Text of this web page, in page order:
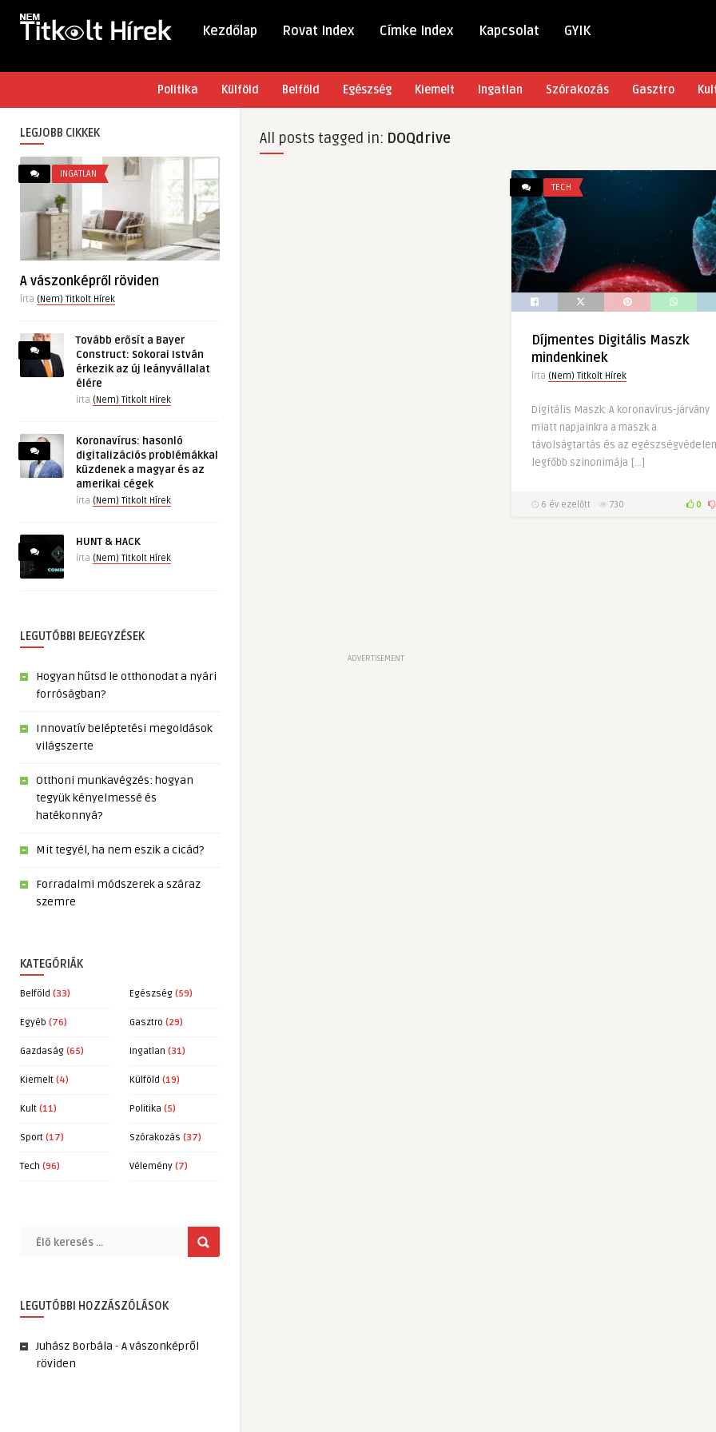
Kezdőlap Rovat Index Címke Index Kapcsolat GYIK
Politika Külföld Belföld Egészség Kiemelt Ingatlan Szórakozás Gasztro
LEGJOBB CIKKEK
INGATLAN
A vászonképről röviden
Írta (Nem) Titkolt Hírek
Tovább erősít a Bayer
Construct: Sokorai István
érkezik az új leányvállalat
élére
írta (Nem) Titkolt Hírek
Koronavírus: hasonló
digitalizációs problémákkal
küzdenek a magyar és az
amerikai cégek
írta (Nem) Titkolt Hírek
HUNT & HACK
írta (Nem) Titkolt Hírek
LEGUTÓBBI BEJEGYZÉSEK
Hogyan hűtsd le otthonodat a nyári
forróságban?
Innovatív beléptetési megoldások
világszerte
Otthoni munkavégzés: hogyan
tegyük kényelmessé és
hatékonnyá?
Mit tegyél, ha nem eszik a cicád?
Forradalmi módszerek a száraz
szemre
KATEGÓRIÁK
Belföld (33) Egészség (59)
Egyéb (76) Gasztro (29)
Gazdaság (65) Ingatlan (31)
Kiemelt (4) Külföld (19)
Kult (11) Politika (5)
Sport (17) Szórakozás (37)
Tech (96) Vélemény (7)
LEGUTÓBBI HOZZÁSZÓLÁSOK
Juhász Borbála - A vászonképről
röviden
All posts tagged in: DOQdrive
ADVERTISEMENT
TECH
Díjmentes Digitális Maszk
mindenkinek
Írta (Nem) Titkolt Hírek
Digitális Maszk: A koronavírus-járvány
miatt napjainkra a maszk a
távolságtartás és az
legfőbb szinonimája […]
6 év ezelőtt 730 0